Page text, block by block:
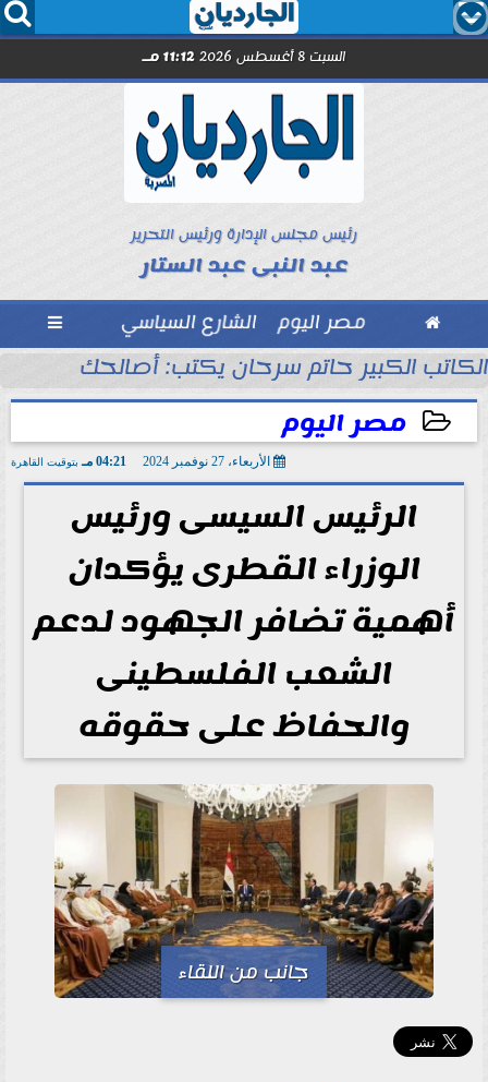
  
السبت 8 أغسطس 2026 11:12 مـ
رئيس مجلس الإدارة ورئيس التحرير
عبد النبى عبد الستار
 مصر اليوم الشارع السياسي 
الكاتب الكبير حاتم سرحان يكتب: أصالحك على إيه
مصر اليوم
الأربعاء، 27 نوفمبر 2024 04:21 مـ بتوقيت القاهرة
الرئيس السيسى ورئيس
الوزراء القطرى يؤكدان
أهمية تضافر الجهود لدعم
الشعب الفلسطينى
والحفاظ على حقوقه
جانب من اللقاء